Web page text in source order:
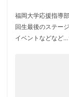
福岡大学応援指導
回生最後のステー
イベントなどなど